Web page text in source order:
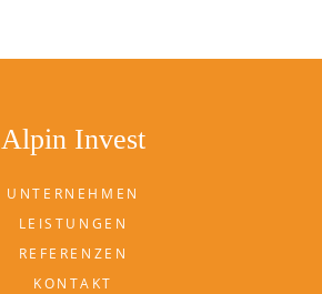
Alpin Invest
UNTERNEHMEN
LEISTUNGEN
REFERENZEN
KONTAKT